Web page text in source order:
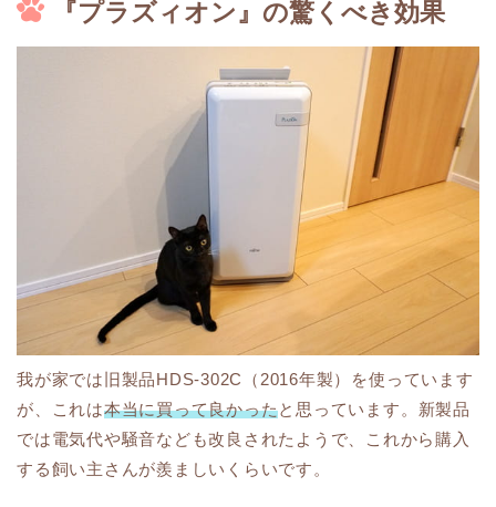
『プラズィオン』の驚くべき効果
我が家では旧製品HDS-302C（2016年製）を使っています
が、これは本当に買って良かったと思っています。新製品
では電気代や騒音なども改良されたようで、これから購入
する飼い主さんが羨ましいくらいです。